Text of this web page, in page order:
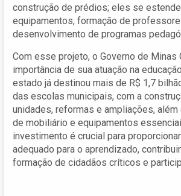
construção de prédios; eles se
equipamentos, formação de
desenvolvimento de programas
Com esse projeto, o Governo de Minas
importância de sua atuação na
estado já destinou mais de R$ 1,7
das escolas municipais, com a
unidades, reformas e ampliações,
de mobiliário e equipamentos
investimento é crucial para
adequado para o aprendizado,
formação de cidadãos críticos e